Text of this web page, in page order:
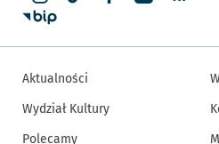
Aktualności
Wydział Kultury
Polecamy